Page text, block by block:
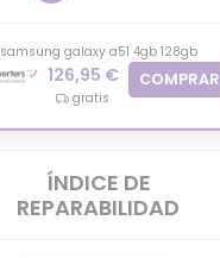
samsung galaxy a51 4gb 128gb
126,95 €
gratis
COMPRAR
ÍNDICE DE
REPARABILIDAD